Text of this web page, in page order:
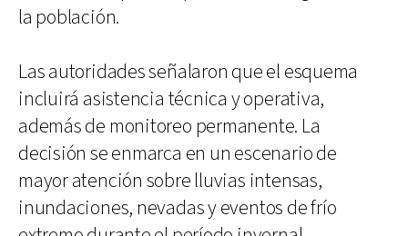
la población.
Las autoridades señalaron que el esquema
incluirá asistencia técnica y operativa,
además de monitoreo permanente. La
decisión se enmarca en un escenario de
mayor atención sobre lluvias intensas,
inundaciones, nevadas y eventos de frío